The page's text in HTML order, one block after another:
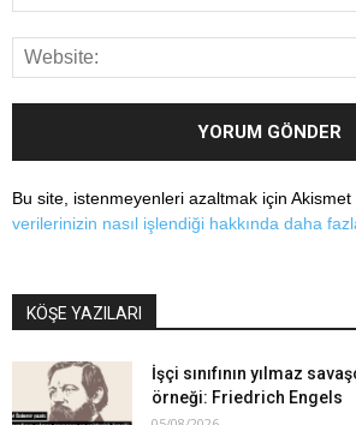
Bu site, istenmeyenleri azaltmak için Akismet
verilerinizin nasıl işlendiği hakkında daha
KÖŞE YAZILARI
İşçi sınıfının yılmaz
örneği: Friedrich Engels